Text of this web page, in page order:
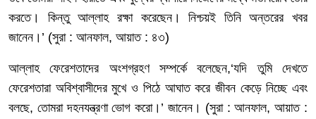
করতে।
কিন্তু আল্লাহ রক্ষা করেছেন। নিশ্চয়ই তিনি অন্তরের খবর
জানেন। ’ (সুরা: আনফাল, আয়াত: ৪৩)
আল্লাহ ফেরেশতাদের অংশগ্রহণ সম্পর্কে বলেছেন,‘যদি তুমি
দেখতে
ফেরেশতারা অবিশ্বাসীদের মুখে ও পিঠে আঘাত করে জীবন কেড়ে নিচ্ছে এবং
বলছে, তোমরা দহনযন্ত্রণা ভোগ করো। ’ জানেন। (সুরা:আনফাল,আয়াত: